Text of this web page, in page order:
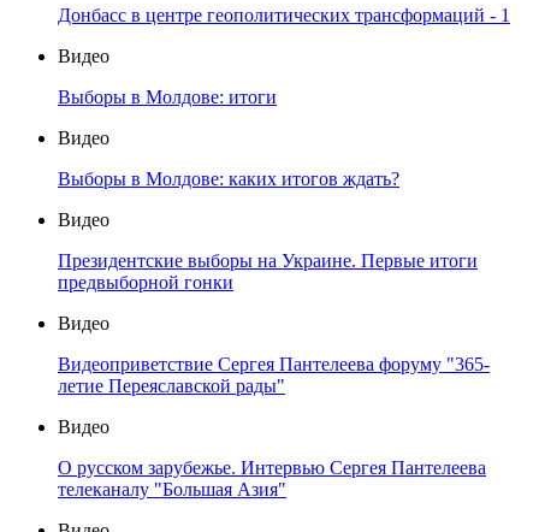
Донбасс в центре геополитических трансформаций - 1
Видео
Выборы в Молдове: итоги
Видео
Выборы в Молдове: каких итогов ждать?
Видео
Президентские выборы на Украине. Первые итоги
предвыборной гонки
Видео
Видеоприветствие Сергея Пантелеева форуму "365-
летие Переяславской рады"
Видео
О русском зарубежье. Интервью Сергея Пантелеева
телеканалу "Большая Азия"